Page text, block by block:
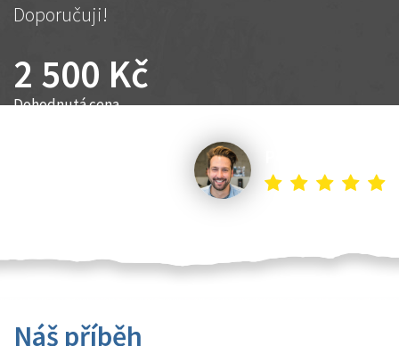
Doporučuji!
2 500 Kč
Dohodnutá cena
Náš příběh